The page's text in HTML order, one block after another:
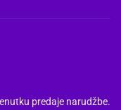
predaje narudžbe.